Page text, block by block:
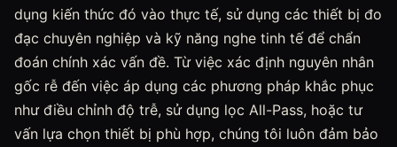
dụng kiến thức đó vào thực tế, sử dụng các thiết bị đo
đạc chuyên nghiệp và kỹ năng nghe tinh tế để chẩn
đoán chính xác vấn đề. Từ việc xác định nguyên nhân
gốc rễ đến việc áp dụng các phương pháp khắc phục
như điều chỉnh độ trễ, sử dụng lọc All-Pass, hoặc tư
vấn lựa chọn thiết bị phù hợp, chúng tôi luôn đảm bảo